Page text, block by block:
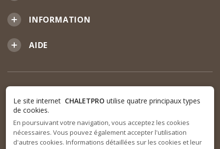
INFORMATION
AIDE
Le site internet CHALETPRO utilise quatre principaux types
de cookies.
En poursuivant votre navigation, vous acceptez les cookies
nécessaires. Vous pouvez également accepter l'utilisation
d'autres cookies. Informations détaillées sur les cookies et leur